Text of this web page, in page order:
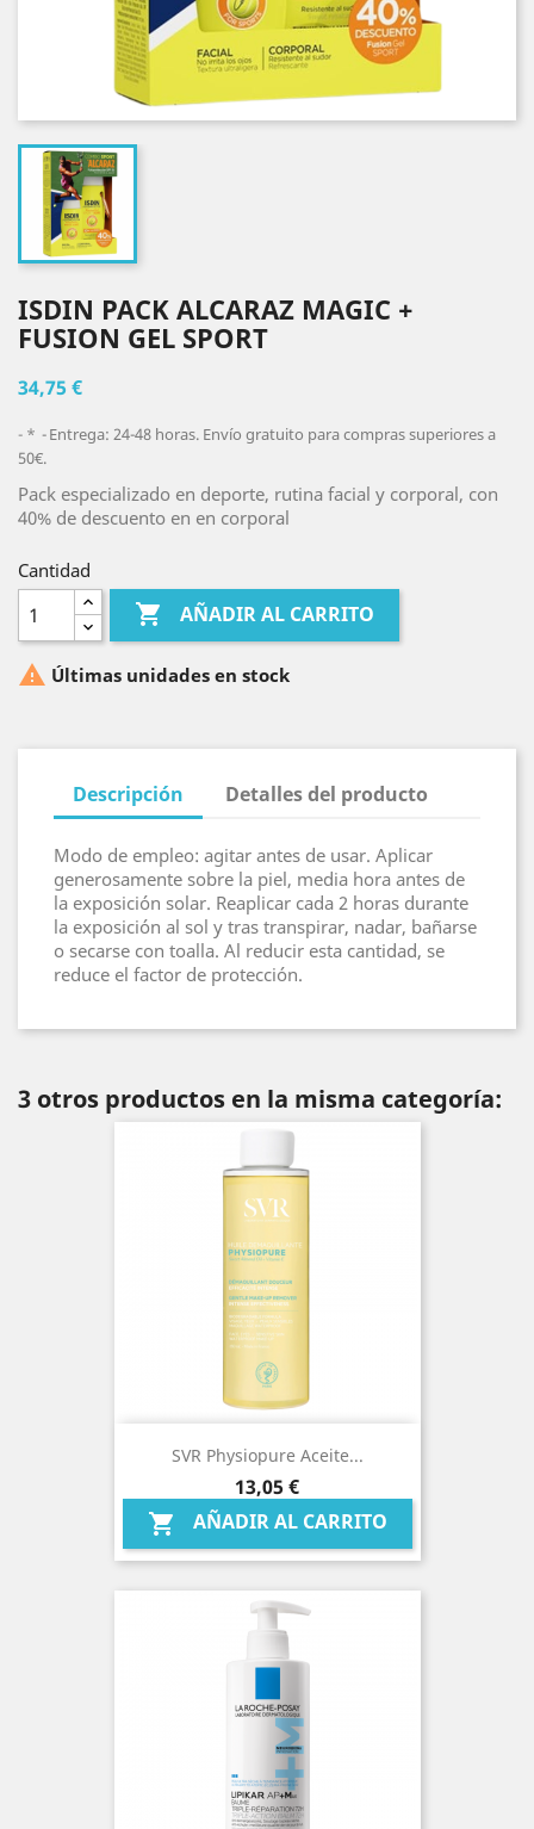
ISDIN PACK ALCARAZ MAGIC +
FUSION GEL SPORT
34,75 €
*
Entrega: 24-48 horas. Envío gratuito para compras superiores a
50€.
Pack especializado en deporte, rutina facial y corporal, con
40% de descuento en en corporal
Cantidad
 AÑADIR AL CARRITO
 Últimas unidades en stock
Descripción Detalles del producto
Modo de empleo: agitar antes de usar. Aplicar
generosamente sobre la piel, media hora antes de
la exposición solar. Reaplicar cada 2 horas durante
la exposición al sol y tras transpirar, nadar, bañarse
o secarse con toalla. Al reducir esta cantidad, se
reduce el factor de protección.
3 otros productos en la misma categoría:
SVR Physiopure Aceite...
Precio
13,05 €
 AÑADIR AL CARRITO